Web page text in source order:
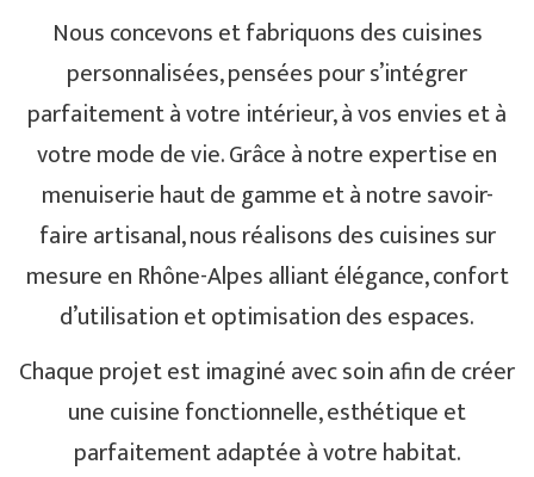
Nous concevons et fabriquons des cuisines
personnalisées, pensées pour s’intégrer
parfaitement à votre intérieur, à vos envies et à
votre mode de vie. Grâce à notre expertise en
menuiserie haut de gamme et à notre savoir-
faire artisanal, nous réalisons des cuisines sur
mesure en Rhône-Alpes alliant élégance, confort
d’utilisation et optimisation des espaces.
Chaque projet est imaginé avec soin afin de créer
une cuisine fonctionnelle, esthétique et
parfaitement adaptée à votre habitat.